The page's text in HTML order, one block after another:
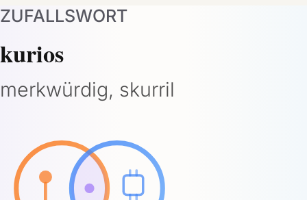
ZUFALLSWORT
kurios
merkwürdig, skurril